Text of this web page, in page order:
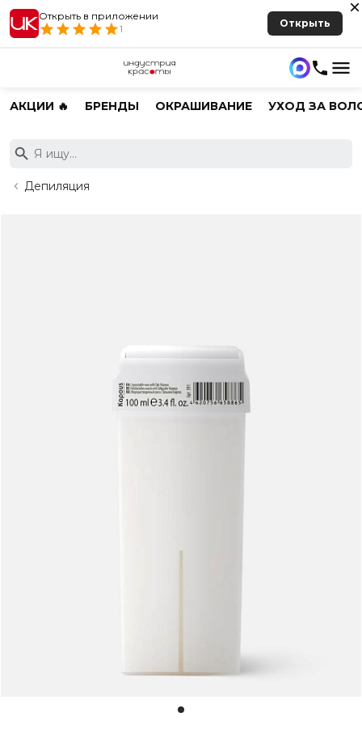
Открыть в приложении
1
Открыть
АКЦИИ 🔥 БРЕНДЫ ОКРАШИВАНИЕ УХОД ЗА
Депиляция